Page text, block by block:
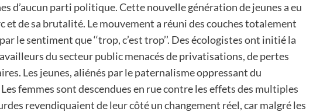
d’aucun parti politique. Cette nouvelle génération de jeunes a eu
et de sa brutalité. Le mouvement a réuni des couches totalement
le sentiment que ‘‘trop, c’est trop’’. Des écologistes ont initié la
du secteur public menacés de privatisations, de pertes
Les jeunes, aliénés par le paternalisme oppressant du
femmes sont descendues en rue contre les effets des multiples
revendiquaient de leur côté un changement réel, car malgré les